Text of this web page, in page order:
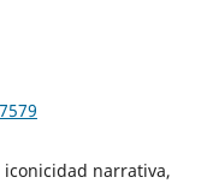
narrativa,